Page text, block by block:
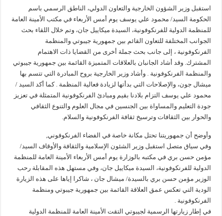
استقبل وزير الشؤون الخارجية والتعاون الدولي، الناطق الرسمي باسم
الحكومة السيد/ محمود علي يوسف يوم أمس الأربعاء في مكتب الأمينة العامة
للمنظمة الدولية للفرنكوفونية، السيدة ميكاييل جان، وتم خلال اللقاء بحث
الجوانب المختلفة للتعاون القائم بين جمهورية جيبوتي والمنظمة
الفرنكوفونية ، إلى جانب بحث جملة أخرى من القضايا ذات الاهتمام
المشترك. وقد أشاد الجانبان بالعلاقات المتميزة القائمة بين جمهورية جيبوتي
والمنظمة الفرنكوفونية . وأشاد وزير الخارجية بروح المبادرة التي تتسم بها
ميشال جون، والإصلاحات التي بدأتها لزيادة فعالية المنظمة . كما أكد السيد /
محمود علي يوسف التزام بلادنا بقيم ومبادئ الفرنكوفونية المتمثلة في تعزيز
جودة التعليم والمساواة بين الجنسين في مجال العلوم والتنوع الثقافي
والحوار بين الثقافات وترسيخ ثقافة الفرنكوفونية والسلام.
وأوضح أن جمهوريتنا تحتل مكانة خاصة في الفضاء الفرنكوفوني,
وفي سياق متصل استقبل وزير الشئون الإسلامية والثقافة والأوقاف السيد/
مؤمن حسن بري في مكتبه بالوزارة يوم أمس الأربعاء الأمينة العامة للمنظمة
الدولية للفرنكوفونية، السيدة ميكاييل جان، وفي مستهل هذه المقابلة رحب
الوزير مؤمن حسن بري بالسيدة/ ميشال جان ، شاكرا إياها على هذه الزيارة
الودية التي تعكس عمق العلاقة القائمة بين جمهورية جيبوتي ومنظمة
الفرنكوفونية .
في إطار زيارتها الرسمية لجيبوتي التقت الأمينة العامة للمنظمة الدولية